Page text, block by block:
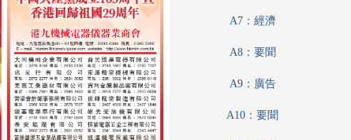
A7：經濟
A8：要聞
A9：廣告
A10：要聞